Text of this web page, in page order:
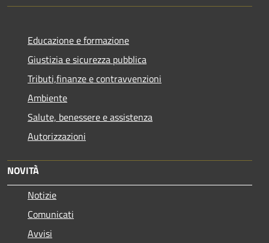
Educazione e formazione
Giustizia e sicurezza pubblica
Tributi,finanze e contravvenzioni
Ambiente
Salute, benessere e assistenza
Autorizzazioni
NOVITÀ
Notizie
Comunicati
Avvisi